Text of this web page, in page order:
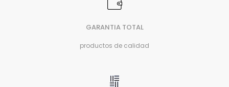
GARANTIA TOTAL
productos de calidad